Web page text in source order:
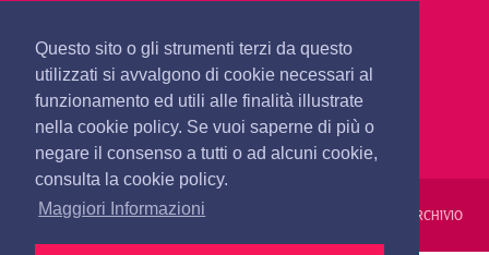
Questo sito o gli strumenti terzi da questo
utilizzati si avvalgono di cookie necessari al
funzionamento ed utili alle finalità illustrate
nella cookie policy. Se vuoi saperne di più o
negare il consenso a tutti o ad alcuni cookie,
consulta la cookie policy.
Maggiori Informazioni
redazione@olbianotizie.it
REDAZIONE PUBBLICITÀ PRIVACY E COOKIES ARCHIVIO